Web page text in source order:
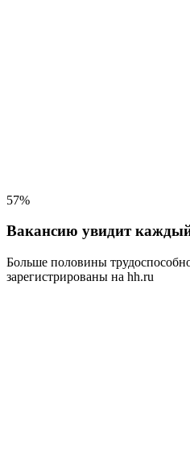
57%
Вакансию увидит каждый
Больше половины
зарегистрированы на hh.ru